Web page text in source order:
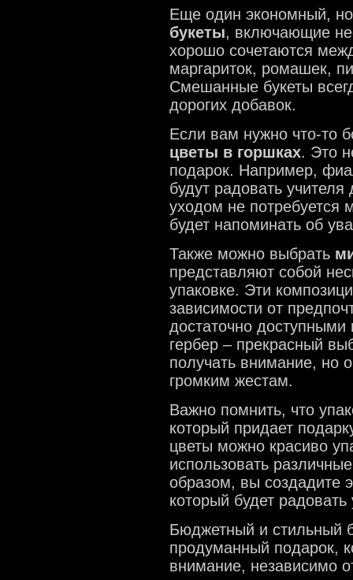
Еще один экономный,
букеты, включающие
хорошо сочетаются
маргариток, ромашек,
Смешанные букеты
дорогих добавок.
Если вам нужно что-то
цветы в горшках. Это
подарок. Например,
будут радовать
уходом не потребуется
будет напоминать об
Также можно выбрать
представляют собой
упаковке. Эти
зависимости от
достаточно
гербер – прекрасный
получать внимание, но
громким жестам.
Важно помнить, что
который придает
цветы можно красиво
использовать
образом, вы создадите
который будет радовать
Бюджетный и стильный
продуманный подарок,
внимание, независимо